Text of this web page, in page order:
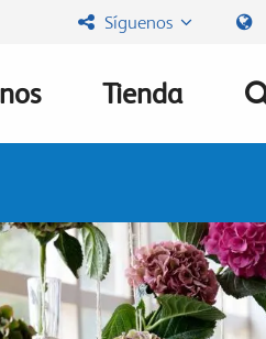
Síguenos
Tienda